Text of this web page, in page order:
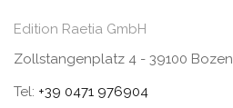
Edition Raetia GmbH
Zollstangenplatz 4 - 39100 Bozen
Tel: +39 0471 976904